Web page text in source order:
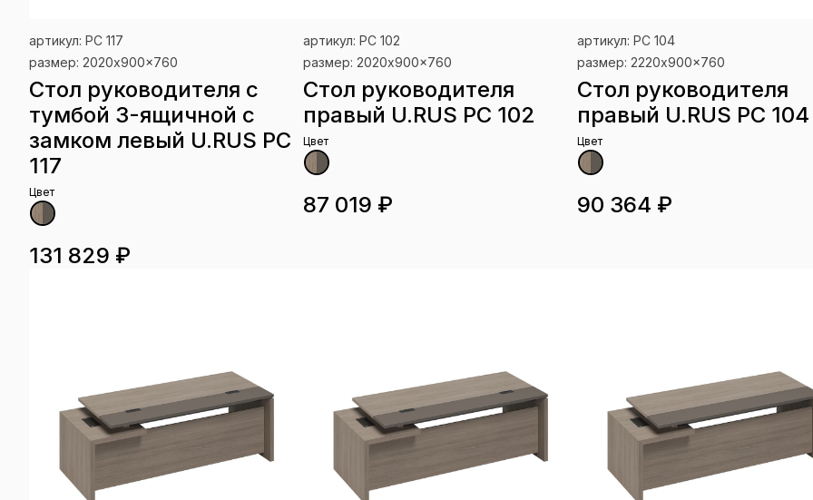
артикул: РС 117
размер: 2020x900x760
Стол руководителя с
тумбой 3-ящичной с
замком левый U.RUS РС
117
Цвет
131 829 ₽
артикул: РС 102
размер: 2020x900x760
Стол руководителя
правый U.RUS РС 102
Цвет
87 019 ₽
артикул: РС 104
размер: 2220x900x760
Стол руководителя
правый U.RUS РС 104
Цвет
90 364 ₽